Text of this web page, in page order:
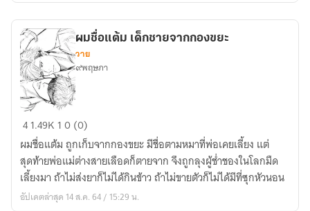
ผม
ชื่อ
แต้ม
เด็ก
ชาย
จาก
ผมชื่อแต้ม เด็กชายจากกองขยะ
วาย
๙พฤษภา
41.49K 10 (0)
ผมชื่อแต้ม ถูกเก็บจากกองขยะ มีชื่อตามหมาที่พ่อเคยเลี้ยง แต่
สุดท้ายพ่อแม่ต่างสายเลือดก็ตายจาก จึงถูกลุงผู้ช่ำชองในโลกมืด
เลี้ยงมา ถ้าไม่ส่งยาก็ไม่ได้กินข้าว ถ้าไม่ขายตัวก็ไม่ได้มีที่ซุกหัวนอน
อัปเดตล่าสุด 14 ส.ค. 64 / 15:29 น.